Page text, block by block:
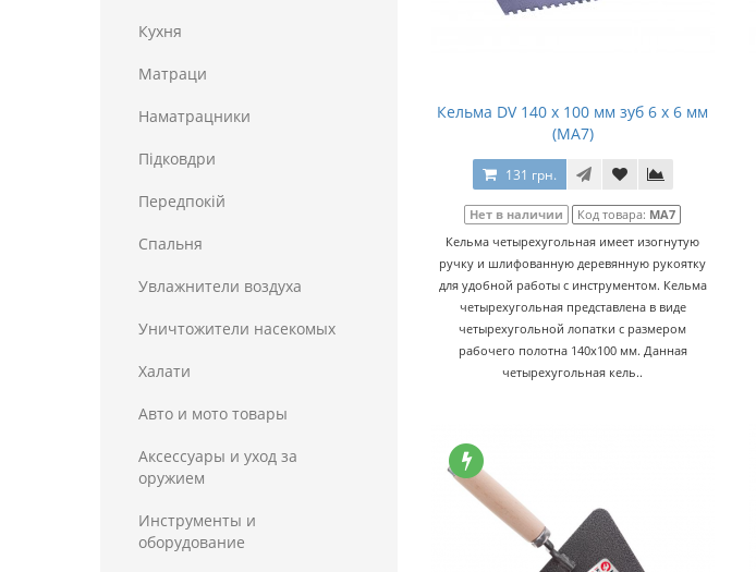
Кухня
Матраци
Наматрацники
Пiдковдри
Передпокій
Спальня
Увлажнители воздуха
Уничтожители насекомых
Халати
Авто и мото товары
Аксессуары и уход за
оружием
Инструменты и
оборудование
Кельма DV 140 x 100 мм зуб 6 х 6 мм
(МА7)
131 грн.
Нет в наличии Код товара: МА7
Кельма четырехугольная имеет изогнутую
ручку и шлифованную деревянную рукоятку
для удобной работы с инструментом. Кельма
четырехугольная представлена в виде
четырехугольной лопатки с размером
рабочего полотна 140х100 мм. Данная
четырехугольная кель..